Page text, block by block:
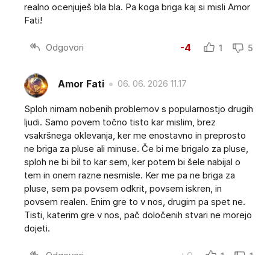
realno ocenjuješ bla bla. Pa koga briga kaj si misli Amor
Fati!
Odgovori -4 1 5
Amor Fati 06. 06. 2026 11.17
Sploh nimam nobenih problemov s popularnostjo drugih
ljudi. Samo povem točno tisto kar mislim, brez
vsakršnega oklevanja, ker me enostavno in preprosto
ne briga za pluse ali minuse. Če bi me brigalo za pluse,
sploh ne bi bil to kar sem, ker potem bi šele nabijal o
tem in onem razne nesmisle. Ker me pa ne briga za
pluse, sem pa povsem odkrit, povsem iskren, in
povsem realen. Enim gre to v nos, drugim pa spet ne.
Tisti, katerim gre v nos, pač določenih stvari ne morejo
dojeti.